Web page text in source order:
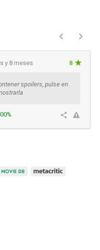
y 8 meses 8
spoilers, pulse en